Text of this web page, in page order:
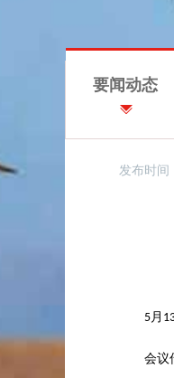
要闻动态
发布时间
5月
会议